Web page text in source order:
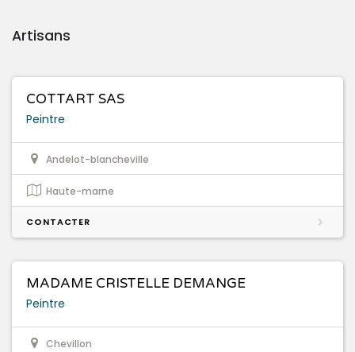
Artisans
COTTART SAS
Peintre
Andelot-blancheville
Haute-marne
CONTACTER
MADAME CRISTELLE DEMANGE
Peintre
Chevillon